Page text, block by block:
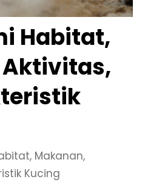
Habitat,
Makanan,
Kucing